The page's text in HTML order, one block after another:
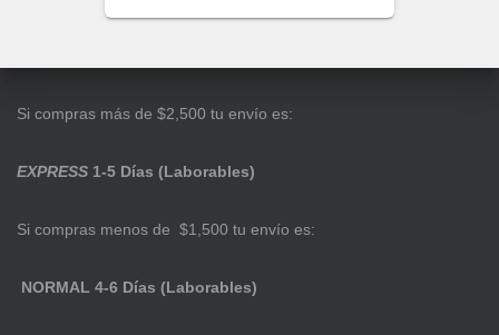
Si compras más de $2,500 tu envío es:
EXPRESS 1-5 Días (Laborables)
Si compras menos de $1,500 tu envío es:
NORMAL 4-6 Días (Laborables)